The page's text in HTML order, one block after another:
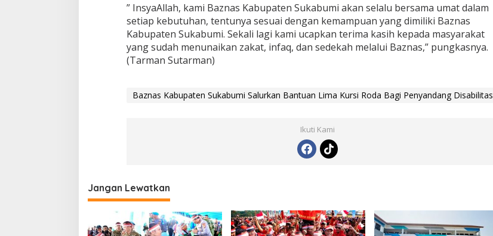
” InsyaAllah, kami Baznas Kabupaten Sukabumi akan selalu bersama umat dalam
setiap kebutuhan, tentunya sesuai dengan kemampuan yang dimiliki Baznas
Kabupaten Sukabumi. Sekali lagi kami ucapkan terima kasih kepada masyarakat
yang sudah menunaikan zakat, infaq, dan sedekah melalui Baznas,” pungkasnya.
(Tarman Sutarman)
Baznas Kabupaten Sukabumi Salurkan Bantuan Lima Kursi Roda Bagi Penyandang Disabilitas
Ikuti Kami
Jangan Lewatkan